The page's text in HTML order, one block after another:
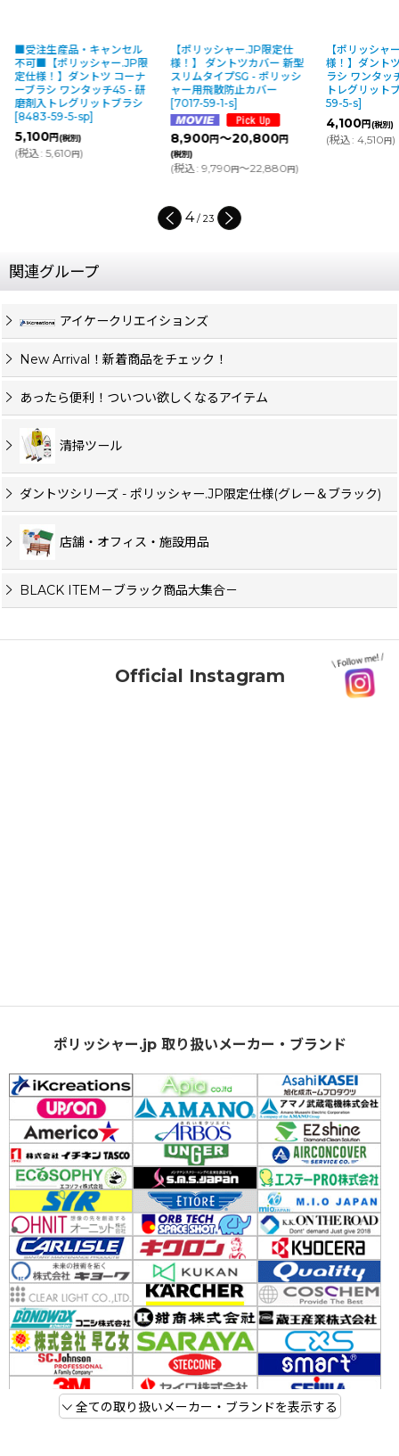
■受注生産品・キャンセル
不可■【ポリッシャー.JP限
定仕様！】ダントツ コーナ
ーブラシ ワンタッチ45 - 研
磨剤入トレグリットブラシ
[8483-59-5-sp]
5,100円(税別)
(税込: 5,610円)
【ポリッシャー.JP限定仕
様！】 ダントツカバー 新型
スリムタイプSG - ポリッシ
ャー用飛散防止カバー
[7017-59-1-s]
8,900円～20,800円
(税別)
(税込: 9,790円～22,880円)
【ポリッシャ
様！】ダント
ラシ ワンタッ
トレグリット
59-5-s]
4,100円(税別)
(税込: 4,510円)
4/ 23
関連グループ
アイケークリエイションズ
New Arrival！新着商品をチェック！
あったら便利！ついつい欲しくなるアイテム
清掃ツール
ダントツシリーズ - ポリッシャー.JP限定仕様(グレー＆ブラック)
店舗・オフィス・施設用品
BLACK ITEM－ブラック商品大集合－
Official Instagram
ポリッシャー.jp 取り扱いメーカー・ブランド
全ての取り扱いメーカー・ブランドを表示する